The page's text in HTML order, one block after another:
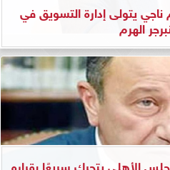
يتولى إدارة التسويق في
الهرم
الأهلي يتحرك سريعًا بقراره